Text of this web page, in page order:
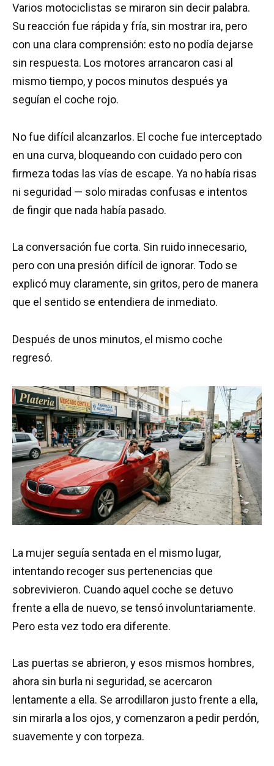
Varios motociclistas se miraron sin decir palabra.
Su reacción fue rápida y fría, sin mostrar ira, pero
con una clara comprensión: esto no podía dejarse
sin respuesta. Los motores arrancaron casi al
mismo tiempo, y pocos minutos después ya
seguían el coche rojo.
No fue difícil alcanzarlos. El coche fue interceptado
en una curva, bloqueando con cuidado pero con
firmeza todas las vías de escape. Ya no había risas
ni seguridad — solo miradas confusas e intentos
de fingir que nada había pasado.
La conversación fue corta. Sin ruido innecesario,
pero con una presión difícil de ignorar. Todo se
explicó muy claramente, sin gritos, pero de manera
que el sentido se entendiera de inmediato.
Después de unos minutos, el mismo coche
regresó.
La mujer seguía sentada en el mismo lugar,
intentando recoger sus pertenencias que
sobrevivieron. Cuando aquel coche se detuvo
frente a ella de nuevo, se tensó involuntariamente.
Pero esta vez todo era diferente.
Las puertas se abrieron, y esos mismos hombres,
ahora sin burla ni seguridad, se acercaron
lentamente a ella. Se arrodillaron justo frente a ella,
sin mirarla a los ojos, y comenzaron a pedir perdón,
suavemente y con torpeza.